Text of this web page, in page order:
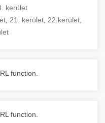
kerület
21. kerület 22.kerület
function.
function.